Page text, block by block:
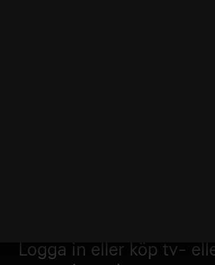
Logga in eller köp tv-